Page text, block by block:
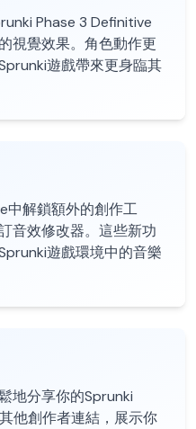
Phase 3 Definitive
視覺效果。角色動作更
遊戲帶來更身臨其
中解鎖額外的創作工
音效修改器。這些新功
遊戲環境中的音樂
地分享你的Sprunki
他創作者連結，展示你